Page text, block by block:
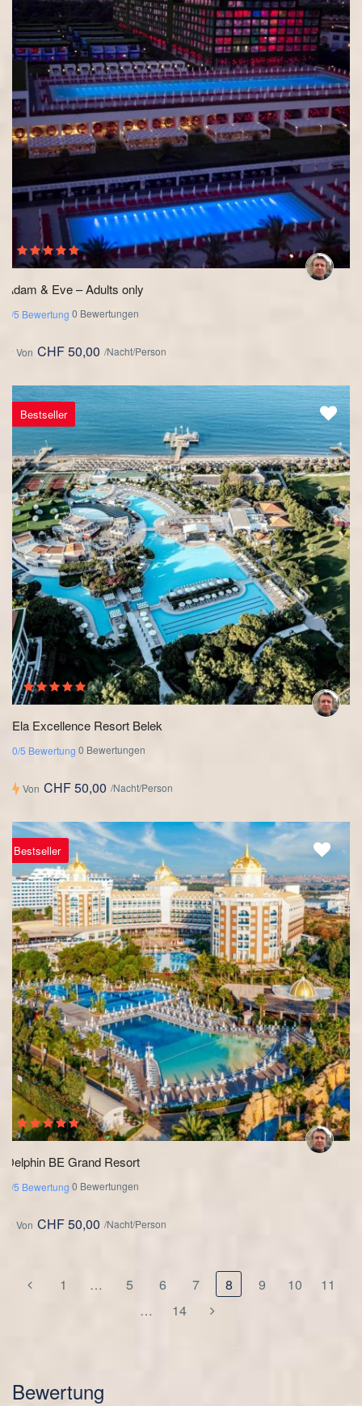
Adam & Eve – Adults only
0/5 Bewertung 0 Bewertungen
Von CHF 50,00 /Nacht/Person
Bestseller
Ela Excellence Resort Belek
0/5 Bewertung 0 Bewertungen
Von CHF 50,00 /Nacht/Person
Bestseller
Delphin BE Grand Resort
0/5 Bewertung 0 Bewertungen
Von CHF 50,00 /Nacht/Person
1 … 5 6 7 8 9 10
11
…
14
Bewertung